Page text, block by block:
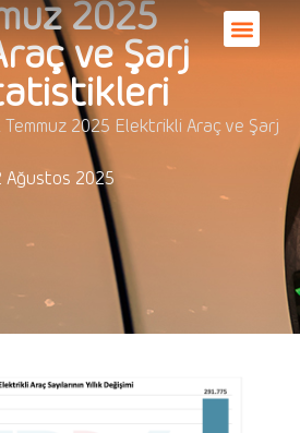
2025
ve Şarj
Temmuz 2025 Elektrikli Araç ve Şarj
Ağustos 2025